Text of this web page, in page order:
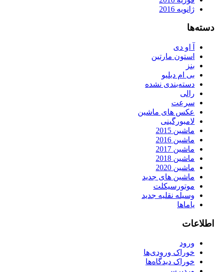
ژانویه 2016
دسته‌ها
آ او دی
استون مارتین
بنز
بی ام دبلیو
دسته‌بندی نشده
رالی
سرعت
عکس های ماشین
لامبورگینی
ماشین 2015
ماشین 2016
ماشین 2017
ماشین 2018
ماشین 2020
ماشین های جدید
موتورسیکلت
وسیله نقلیه جدید
یاماها
اطلاعات
ورود
خوراک ورودی‌ها
خوراک دیدگاه‌ها